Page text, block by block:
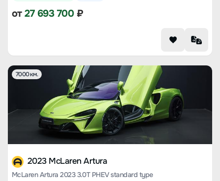
от27 693 700₽
7000 км.
2023 McLaren Artura
McLaren Artura 2023 3.0T PHEV standard type